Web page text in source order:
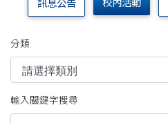
訊息公告 校內活動
分類
輸入關鍵字搜尋